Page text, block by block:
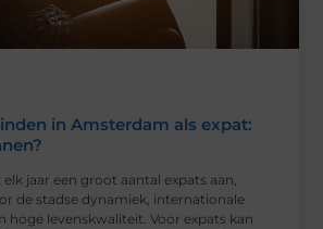
in Amsterdam als expat:
jaar een groot aantal expats aan,
de stadse dynamiek, internationale
hoge levenskwaliteit. Voor expats kan